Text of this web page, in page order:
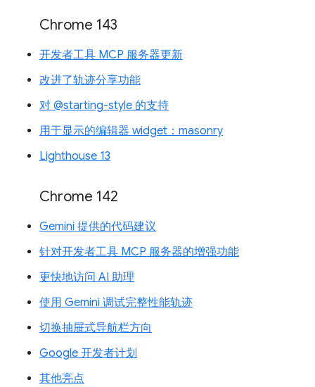
Chrome 143
开发者工具 MCP 服务器更新
改进了轨迹分享功能
对 @starting-style 的支持
用于显示的编辑器 widget：masonry
Lighthouse 13
Chrome 142
Gemini 提供的代码建议
针对开发者工具 MCP 服务器的增强功能
更快地访问 AI 助理
使用 Gemini 调试完整性能轨迹
切换抽屉式导航栏方向
Google 开发者计划
其他亮点